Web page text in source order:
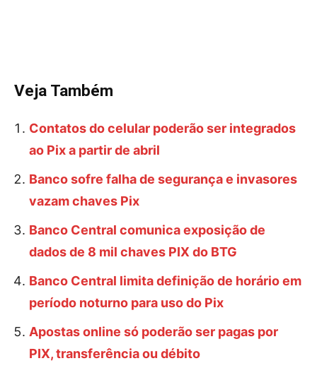
Veja Também
Contatos do celular poderão ser integrados
ao Pix a partir de abril
Banco sofre falha de segurança e invasores
vazam chaves Pix
Banco Central comunica exposição de
dados de 8 mil chaves PIX do BTG
Banco Central limita definição de horário em
período noturno para uso do Pix
Apostas online só poderão ser pagas por
PIX, transferência ou débito